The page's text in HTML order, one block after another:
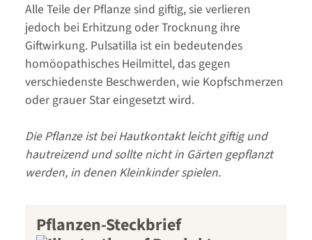
Alle Teile der Pflanze sind giftig, sie verlieren
jedoch bei Erhitzung oder Trocknung ihre
Giftwirkung. Pulsatilla ist ein bedeutendes
homöopathisches Heilmittel, das gegen
verschiedenste Beschwerden, wie Kopfschmerzen
oder grauer Star eingesetzt wird.
Die Pflanze ist bei Hautkontakt leicht giftig und
hautreizend und sollte nicht in Gärten gepflanzt
werden, in denen Kleinkinder spielen.
Pflanzen-Steckbrief